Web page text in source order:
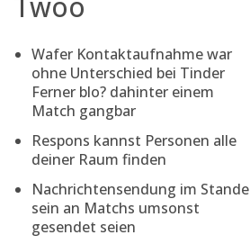
Wafer Kontaktaufnahme war
ohne Unterschied bei Tinder
Ferner blo? dahinter einem
Match gangbar
Respons kannst Personen alle
deiner Raum finden
Nachrichtensendung im Stande
sein an Matchs umsonst
gesendet seien